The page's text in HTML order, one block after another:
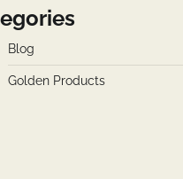
Blog
Golden Products